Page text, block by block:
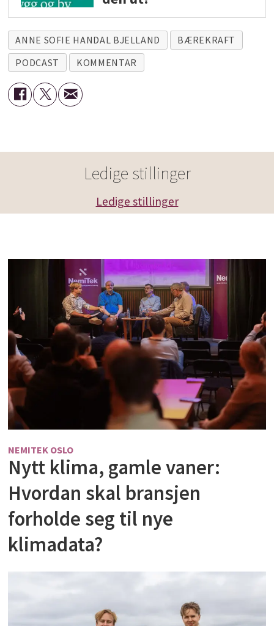
ANNE SOFIE HANDAL BJELLAND
BÆREKRAFT
PODCAST
KOMMENTAR
Ledige stillinger
Ledige stillinger
NEMITEK OSLO
Nytt klima, gamle vaner:
Hvordan skal bransjen
forholde seg til nye
klimadata?